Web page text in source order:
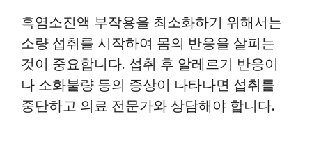
흑염소진액 부작용을 최소화하기 위해서는
소량 섭취를 시작하여 몸의 반응을 살피는
것이 중요합니다. 섭취 후 알레르기 반응이
나 소화불량 등의 증상이 나타나면 섭취를
중단하고 의료 전문가와 상담해야 합니다.